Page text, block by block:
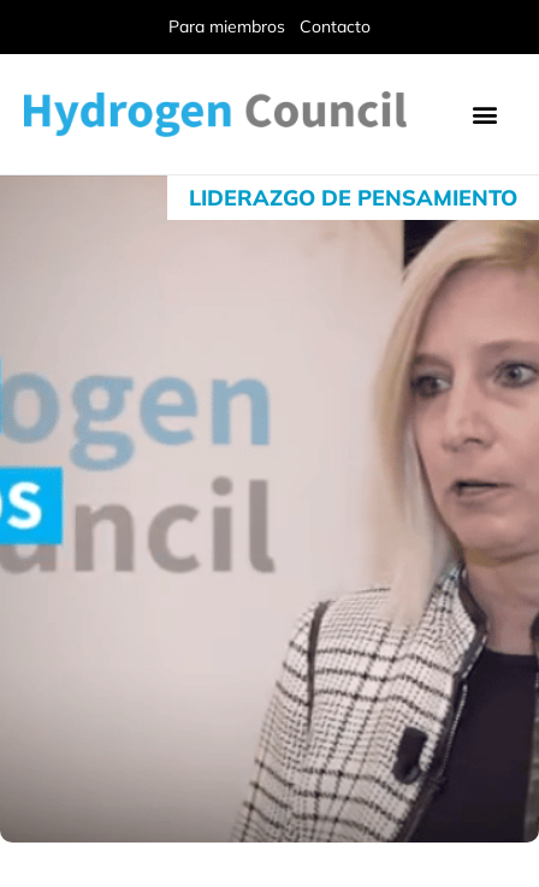
Para miembros Contacto
LIDERAZGO DE PENSAMIENTO